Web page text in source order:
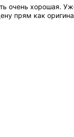
очень хорошая.
прям как